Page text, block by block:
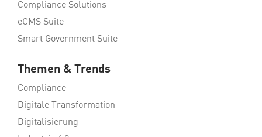
Compliance Solutions
eCMS Suite
Smart Government Suite
Themen & Trends
Compliance
Digitale Transformation
Digitalisierung